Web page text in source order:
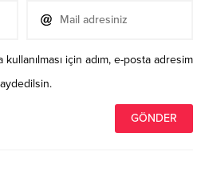
için adım, e-posta adresim